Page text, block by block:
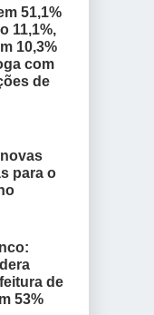
51,1%
11,1%,
10,3%
com
de
para o
de
53%